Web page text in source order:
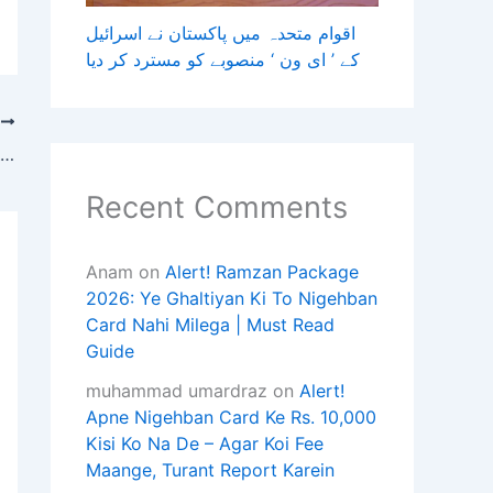
سندھ میں ٹرانسپورٹ کا نظام جدید بنانے کے لیے حکومت کا اہم اقدام
اقوام متحدہ میں پاکستان نے اسرائیل
کے ’ ای ون ‘ منصوبے کو مسترد کر دیا
Recent Comments
Anam on Alert! Ramzan Package
2026: Ye Ghaltiyan Ki To Nigehban
Card Nahi Milega | Must Read
Guide
muhammad umardraz on Alert!
Apne Nigehban Card Ke Rs. 10,000
Kisi Ko Na De – Agar Koi Fee
Maange, Turant Report Karein